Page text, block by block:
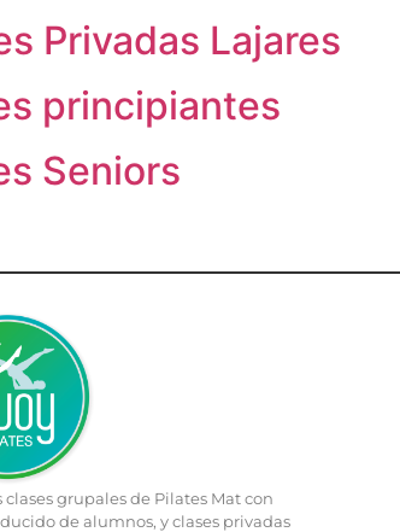
Privadas Lajares
principiantes
Seniors
clases grupales de Pilates Mat con
de alumnos, y clases privadas